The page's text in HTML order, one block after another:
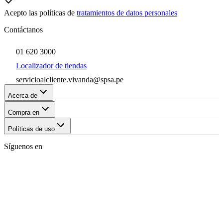
Acepto las políticas de tratamientos de datos personales
Contáctanos
01 620 3000
Localizador de tiendas
servicioalcliente.vivanda@spsa.pe
Acerca de
Compra en
Políticas de uso
Síguenos en